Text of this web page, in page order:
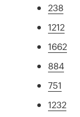
238
1212
1662
884
751
1232